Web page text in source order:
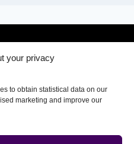
your privacy
to obtain statistical data on our
marketing and improve our
Invisalign